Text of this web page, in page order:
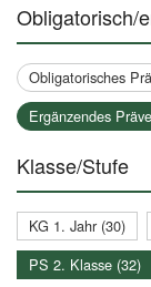
Obligatorisch/
Obligatorisches
Ergänzendes
Klasse/Stufe
KG 1. Jahr (30)
PS 2. Klasse (32)